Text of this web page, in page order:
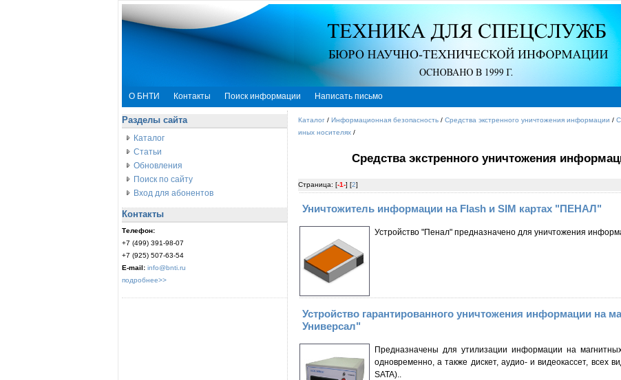
О БНТИ Контакты Поиск информации Написать письмо
Разделы сайта
Каталог
Статьи
Обновления
Поиск по сайту
Вход для абонентов
Контакты
Телефон:
+7 (499) 391-98-07
+7 (925) 507-63-54
E-mail: info@bnti.ru
подробнее>>
Каталог / Информационная безопасность / Средства экстренного уничтожения информации /
иных носителях /
Средства экстренного уничтожения
Страница: [-1-] [2]
Уничтожитель информации на Flash и SIM картах "ПЕНАЛ"
Устройство "Пенал" предназначено для уничтожения
Устройство гарантированного уничтожения информации на
Универсал"
Предназначены для утилизации информации на
одновременно, а также дискет, аудио- и видеокассет, всех
SATA)..